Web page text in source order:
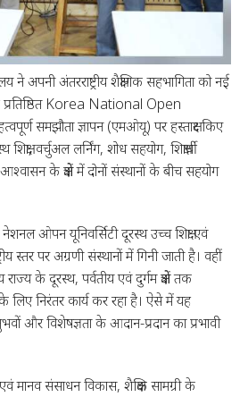
ने अपनी अंतरराष्ट्रीय शैक्षणिक सहभागिता को नई
प्रतिष्ठित Korea National Open
समझौता ज्ञापन (एमओयू) पर हस्ताक्षर किए
वर्चुअल लर्निंग, शोध सहयोग, शिक्षार्थी
के क्षेत्रों में दोनों संस्थानों के बीच सहयोग
ओपन यूनिवर्सिटी दूरस्थ उच्च शिक्षा एवं
स्तर पर अग्रणी संस्थानों में गिनी जाती है। वहीं
के दूरस्थ, पर्वतीय एवं दुर्गम क्षेत्रों तक
के लिए निरंतर कार्य कर रहा है। ऐसे में यह
और विशेषज्ञता के आदान-प्रदान का प्रभावी
संसाधन विकास, शैक्षिक सामग्री के